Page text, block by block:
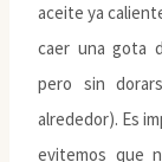
aceite ya
caer una gota
pero sin
alrededor). Es
evitemos que